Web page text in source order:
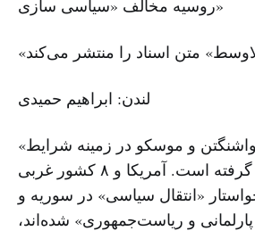
روسیه مخالف «سیاسی سازی»
متن اسناد را منتشر می‌کند
لندن: ابراهیم حمیدی
«جنگ اسناد» بین واشنگتن و موسکو در زمینه شرایط
بازسازی سوریه بالا گرفته است. آمریکا و ۸ کشور غربی
«انتقال سیاسی» در سوریه و
پارلمانی و ریاست‌جمهوری» شده‌اند،